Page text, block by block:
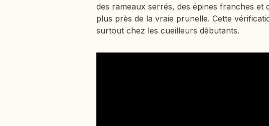
des rameaux serrés, des épines franches et
plus près de la vraie prunelle. Cette
surtout chez les cueilleurs débutants.